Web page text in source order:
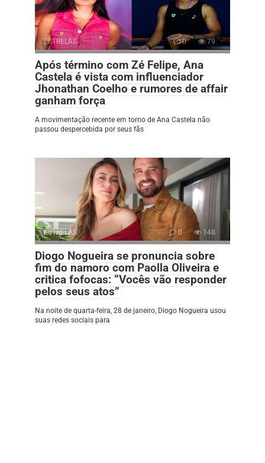
ESTRELAS 0 79
Após término com Zé Felipe, Ana
Castela é vista com influenciador
Jhonathan Coelho e rumores de affair
ganham força
A movimentação recente em torno de Ana Castela não
passou despercebida por seus fãs
ESTRELAS 0 148
Diogo Nogueira se pronuncia sobre
fim do namoro com Paolla Oliveira e
critica fofocas: “Vocês vão responder
pelos seus atos”
Na noite de quarta-feira, 28 de janeiro, Diogo Nogueira usou
suas redes sociais para